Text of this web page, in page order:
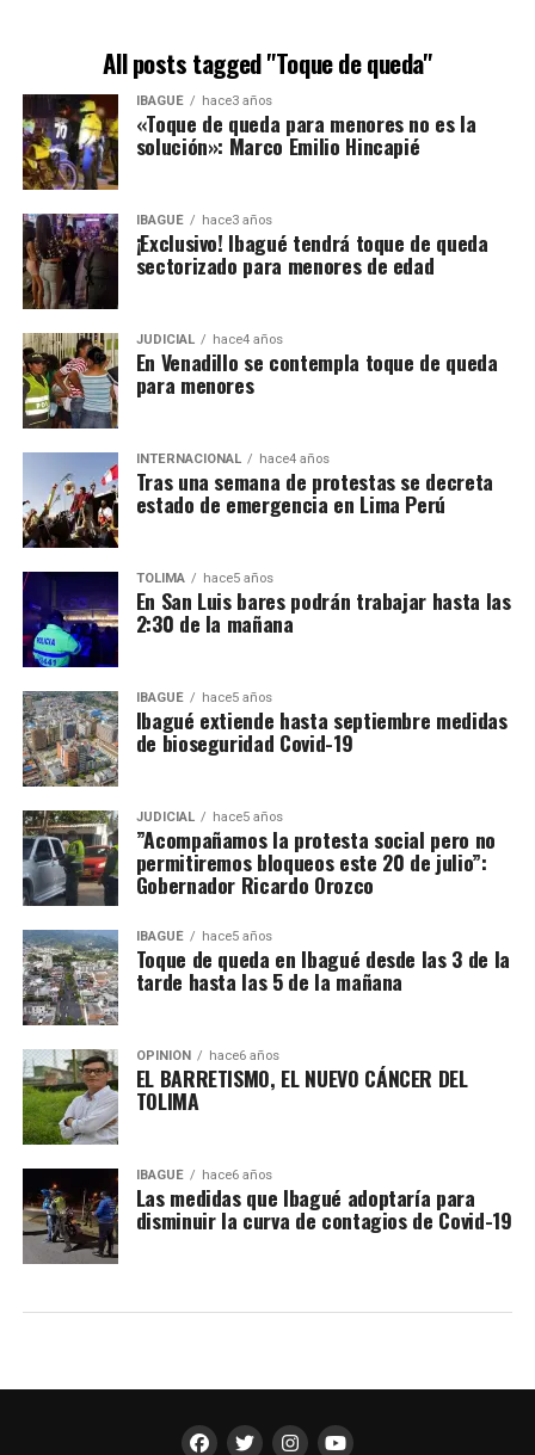
All posts tagged "Toque de queda"
IBAGUÉ hace3 años
«Toque de queda para menores no es la
solución»: Marco Emilio Hincapié
IBAGUÉ hace3 años
¡Exclusivo! Ibagué tendrá toque de queda
sectorizado para menores de edad
JUDICIAL hace4 años
En Venadillo se contempla toque de queda
para menores
INTERNACIONAL hace4 años
Tras una semana de protestas se decreta
estado de emergencia en Lima Perú
TOLIMA hace5 años
En San Luis bares podrán trabajar hasta las
2:30 de la mañana
IBAGUÉ hace5 años
Ibagué extiende hasta septiembre medidas
de bioseguridad Covid-19
JUDICIAL hace5 años
”Acompañamos la protesta social pero no
permitiremos bloqueos este 20 de julio”:
Gobernador Ricardo Orozco
IBAGUÉ hace5 años
Toque de queda en Ibagué desde las 3 de la
tarde hasta las 5 de la mañana
OPINIÓN hace6 años
EL BARRETISMO, EL NUEVO CÁNCER DEL
TOLIMA
IBAGUÉ hace6 años
Las medidas que Ibagué adoptaría para
disminuir la curva de contagios de Covid-19